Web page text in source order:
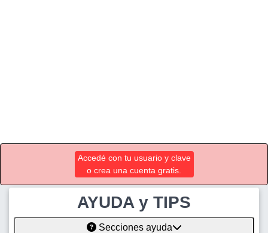
Accedé con tu usuario y clave
o crea una cuenta gratis.
AYUDA y TIPS
Secciones ayuda